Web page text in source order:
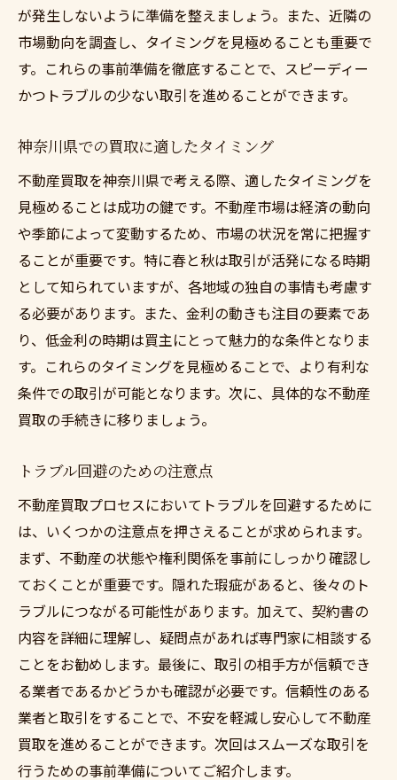
が発生しないように準備を整えましょう。また、近隣の
市場動向を調査し、タイミングを見極めることも重要で
す。これらの事前準備を徹底することで、スピーディー
かつトラブルの少ない取引を進めることができます。
神奈川県での買取に適したタイミング
不動産買取を神奈川県で考える際、適したタイミングを
見極めることは成功の鍵です。不動産市場は経済の動向
や季節によって変動するため、市場の状況を常に把握す
ることが重要です。特に春と秋は取引が活発になる時期
として知られていますが、各地域の独自の事情も考慮す
る必要があります。また、金利の動きも注目の要素であ
り、低金利の時期は買主にとって魅力的な条件となりま
す。これらのタイミングを見極めることで、より有利な
条件での取引が可能となります。次に、具体的な不動産
買取の手続きに移りましょう。
トラブル回避のための注意点
不動産買取プロセスにおいてトラブルを回避するために
は、いくつかの注意点を押さえることが求められます。
まず、不動産の状態や権利関係を事前にしっかり確認し
ておくことが重要です。隠れた瑕疵があると、後々のト
ラブルにつながる可能性があります。加えて、契約書の
内容を詳細に理解し、疑問点があれば専門家に相談する
ことをお勧めします。最後に、取引の相手方が信頼でき
る業者であるかどうかも確認が必要です。信頼性のある
業者と取引をすることで、不安を軽減し安心して不動産
買取を進めることができます。次回はスムーズな取引を
行うための事前準備についてご紹介します。